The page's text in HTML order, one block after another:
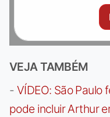
VEJA TAMBÉM
- VÍDEO: São
pode incluir Arthur